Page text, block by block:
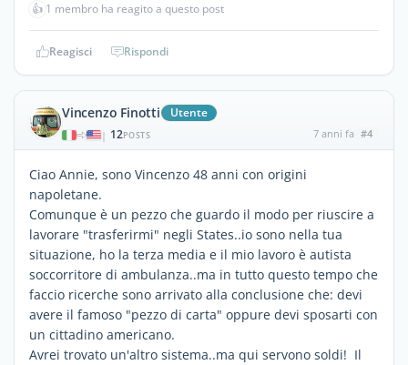
👍 1 membro ha reagito a questo post
Reagisci Rispondi
Vincenzo Finotti Utente
| 12POSTS 7 anni fa #4
Ciao Annie, sono Vincenzo 48 anni con origini
napoletane.
Comunque è un pezzo che guardo il modo per riuscire a
lavorare "trasferirmi" negli States..io sono nella tua
situazione, ho la terza media e il mio lavoro è autista
soccorritore di ambulanza..ma in tutto questo tempo che
faccio ricerche sono arrivato alla conclusione che: devi
avere il famoso "pezzo di carta" oppure devi sposarti con
un cittadino americano.
Avrei trovato un'altro sistema..ma qui servono soldi! Il